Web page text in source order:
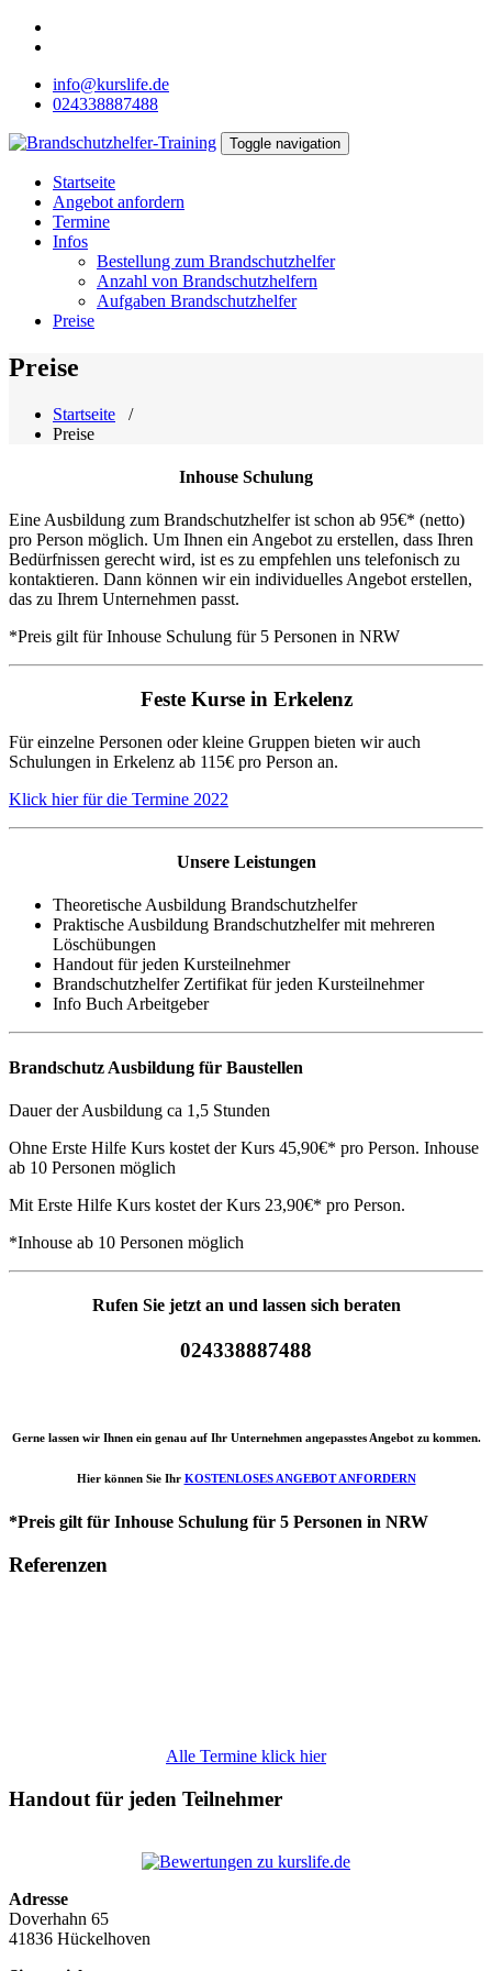
Zum
Inhalt
info@kurslife.de
024338887488
Brandschutzhelfer-Training
Toggle navigation
Startseite
Angebot anfordern
Termine
Infos
Bestellung zum Brandschutzhelfer
Anzahl von Brandschutzhelfern
Aufgaben Brandschutzhelfer
Preise
Preise
Startseite /
Preise
Inhouse Schulung
Eine Ausbildung zum Brandschutzhelfer ist schon ab 95€* (netto)
pro Person möglich. Um Ihnen ein Angebot zu erstellen, dass Ihren
Bedürfnissen gerecht wird, ist es zu empfehlen uns telefonisch zu
kontaktieren. Dann können wir ein individuelles Angebot erstellen,
das zu Ihrem Unternehmen passt.
*Preis gilt für Inhouse Schulung für 5 Personen in NRW
Feste Kurse in Erkelenz
Für einzelne Personen oder kleine Gruppen bieten wir auch
Schulungen in Erkelenz ab 115€ pro Person an.
Klick hier für die Termine 2022
Unsere Leistungen
Theoretische Ausbildung Brandschutzhelfer
Praktische Ausbildung Brandschutzhelfer mit mehreren
Löschübungen
Handout für jeden Kursteilnehmer
Brandschutzhelfer Zertifikat für jeden Kursteilnehmer
Info Buch Arbeitgeber
Brandschutz Ausbildung für Baustellen
Dauer der Ausbildung ca 1,5 Stunden
Ohne Erste Hilfe Kurs kostet der Kurs 45,90€* pro Person. Inhouse
ab 10 Personen möglich
Mit Erste Hilfe Kurs kostet der Kurs 23,90€* pro Person.
*Inhouse ab 10 Personen möglich
Rufen Sie jetzt an und lassen sich beraten
024338887488
Gerne lassen wir Ihnen ein genau auf Ihr Unternehmen angepasstes Angebot zu kommen.
Hier können Sie Ihr KOSTENLOSES ANGEBOT ANFORDERN
*Preis gilt für Inhouse Schulung für 5 Personen in NRW
Referenzen
Alle Termine klick hier
Handout für jeden Teilnehmer
Adresse
Doverhahn 65
41836 Hückelhoven